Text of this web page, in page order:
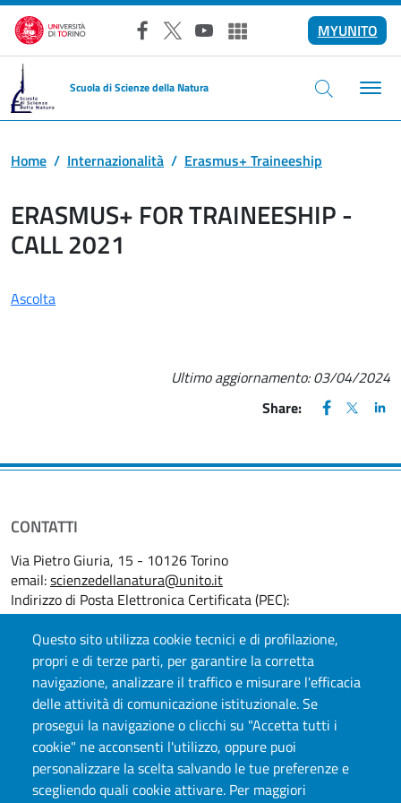
Salta al contenuto principale
Questo sito utilizza cookie tecnici e di profilazione,
propri e di terze parti, per garantire la corretta
navigazione, analizzare il traffico e misurare l'efficacia
delle attività di comunicazione istituzionale. Se
prosegui la navigazione o clicchi su "Accetta tutti i
cookie" ne acconsenti l'utilizzo, oppure puoi
personalizzare la scelta salvando le tue preferenze e
scegliendo quali cookie attivare. Per maggiori
Facebook
X YouTubeAltri social
MYUNITO
Scuola di Scienze della Natura
Home Internazionalità Erasmus+ Traineeship
ERASMUS+ FOR TRAINEESHIP -
CALL 2021
Ascolta
Ultimo aggiornamento:03/04/2024
Share:
FACEBOOK
(apre una
X
(apre
CONTATTI
Via Pietro Giuria, 15 - 10126 Torino
email:scienzedellanatura@unito.it
Indirizzo di Posta Elettronica Certificata (PEC):
scienzedellanatura@pec.unito.it
Tel: +39 011 6705397 - 7784
FAX: +39 011 2367787